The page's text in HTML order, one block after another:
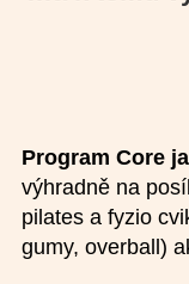
Program Core
výhradně na
pilates a fyzio
gumy, overball)